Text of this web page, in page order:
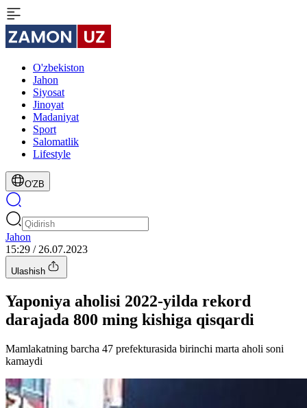
O'zbekiston
Jahon
Siyosat
Jinoyat
Madaniyat
Sport
Salomatlik
Lifestyle
O'ZB
Jahon
15:29 / 26.07.2023
Ulashish
Yaponiya aholisi 2022-yilda rekord
darajada 800 ming kishiga qisqardi
Mamlakatning barcha 47 prefekturasida birinchi marta aholi soni
kamaydi